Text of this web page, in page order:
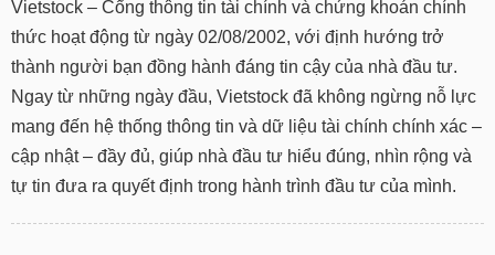
Vietstock – Cổng thông tin tài chính và chứng khoán chính
thức hoạt động từ ngày 02/08/2002, với định hướng trở
thành người bạn đồng hành đáng tin cậy của nhà đầu tư.
Ngay từ những ngày đầu, Vietstock đã không ngừng nỗ lực
mang đến hệ thống thông tin và dữ liệu tài chính chính xác –
cập nhật – đầy đủ, giúp nhà đầu tư hiểu đúng, nhìn rộng và
tự tin đưa ra quyết định trong hành trình đầu tư của mình.